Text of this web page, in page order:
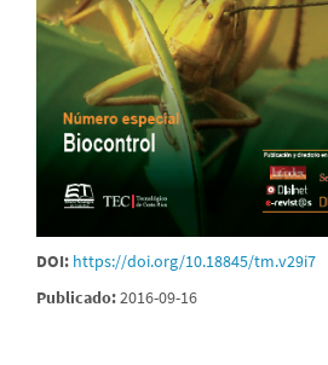
DOI: https://doi.org/10.18845/tm.v29i7
Publicado:2016-09-16